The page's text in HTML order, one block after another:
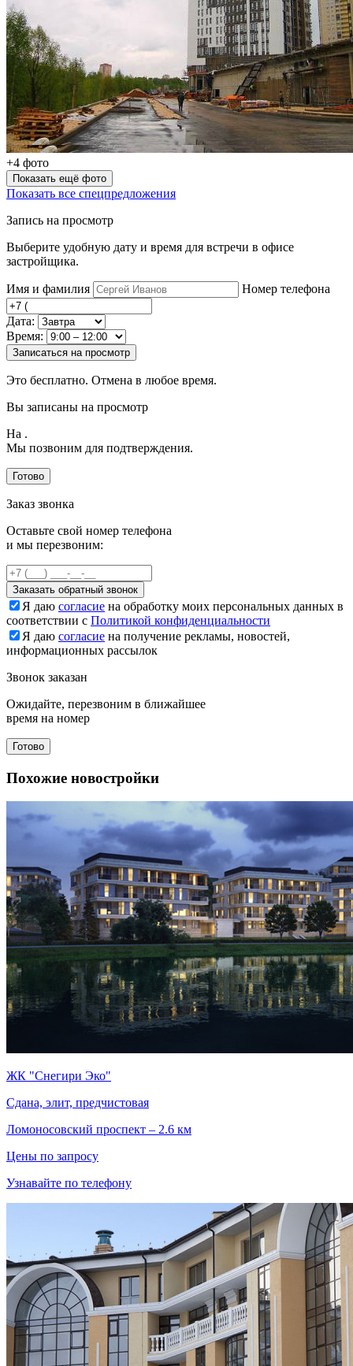
+4 фото
Показать ещё фото
Показать все спецпредложения
Запись на просмотр
Выберите удобную дату и время для встречи в офисе
застройщика.
Имя и фамилия Номер телефона
Дата:
Время:
Записаться на просмотр
Это бесплатно. Отмена в любое время.
Вы записаны на просмотр
На .
Мы позвоним для подтверждения.
Готово
Заказ звонка
Оставьте свой номер телефона
и мы перезвоним:
Заказать обратный звонок
Я даю согласие на обработку моих персональных данных в
соответствии с Политикой конфиденциальности
Я даю согласие на получение рекламы, новостей,
информационных рассылок
Звонок заказан
Ожидайте, перезвоним в ближайшее
время на номер
Готово
Похожие новостройки
ЖК "Снегири Эко"
Сдана, элит, предчистовая
Ломоносовский проспект – 2.6 км
Цены по запросу
Узнавайте по телефону